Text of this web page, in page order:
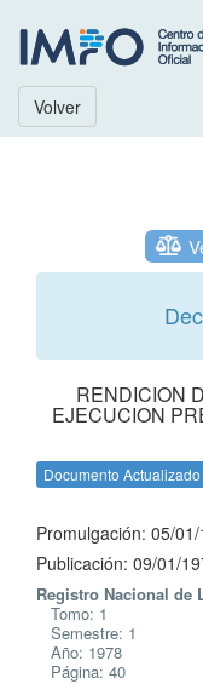
Volver
RENDICION
EJECUCION
Documento Actualizado
Promulgación: 05/
Publicación: 09/01/
Registro Nacional de
Tomo: 1
Semestre: 1
Año: 1978
Página: 40